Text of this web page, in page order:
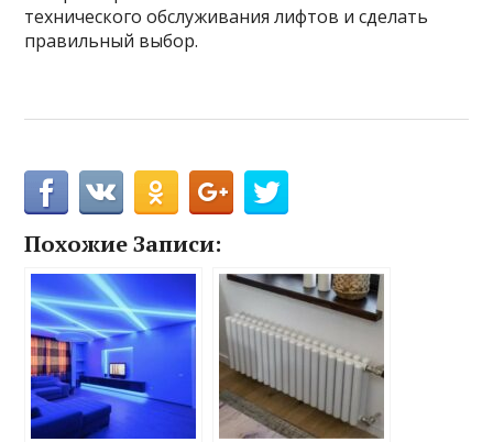
технического обслуживания лифтов и сделать
правильный выбор.
Похожие Записи: